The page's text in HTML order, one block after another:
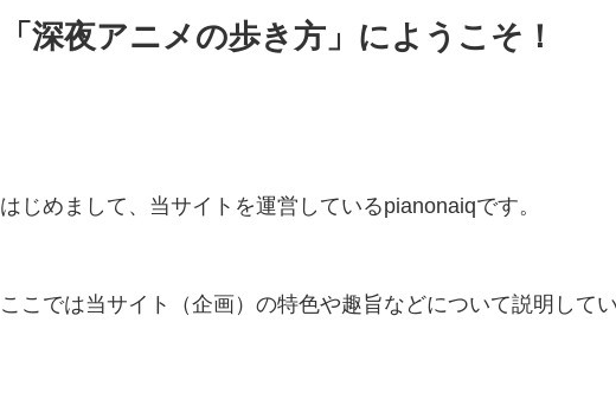
「深夜アニメの歩き方」にようこそ！
はじめまして、当サイトを運営しているpianonaiqです。
ここでは当サイト（企画）の特色や趣旨などについて説明して